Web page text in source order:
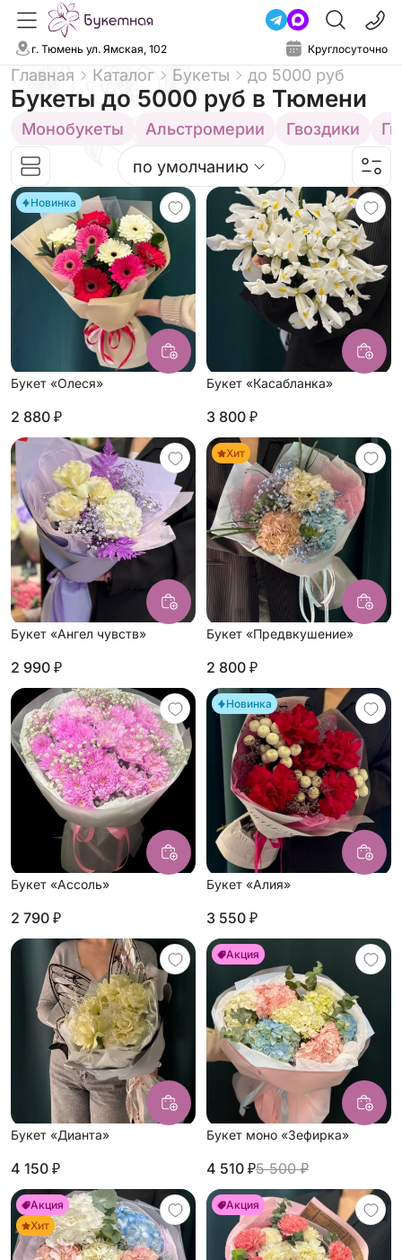
г. Тюмень ул. Ямская, 102 Круглосуточно
Главная Каталог Букеты до 5000 руб
Букеты до 5000 руб в Тюмени
Монобукеты Альстромерии Гвоздики
по умолчанию
Новинка
Букет «Олеся»
2 880 ₽
Букет «Касабланка»
3 800 ₽
Букет «Ангел чувств»
2 990 ₽
Хит
Букет «Предвкушение»
2 800 ₽
Букет «Ассоль»
2 790 ₽
Новинка
Букет «Алия»
3 550 ₽
Букет «Дианта»
4 150 ₽
Акция
Букет моно «Зефирка»
4 510 ₽5 500 ₽
Акция
Хит
Акция